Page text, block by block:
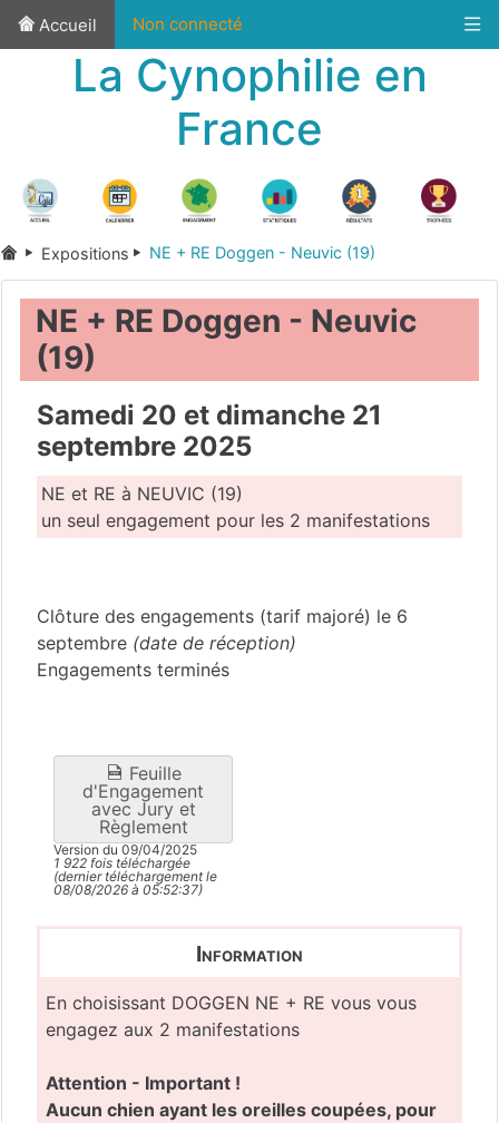
Accueil Non connecté
La Cynophilie en
France
Expositions NE + RE Doggen - Neuvic (19)
NE + RE Doggen - Neuvic
(19)
Samedi 20 et dimanche 21
septembre 2025
NE et RE à NEUVIC (19)
un seul engagement pour les 2 manifestations
Clôture des engagements (tarif majoré) le 6
septembre (date de réception)
Engagements terminés
Feuille
d'Engagement
avec Jury et
Règlement
Version du 09/04/2025
1 922 fois téléchargée
(dernier téléchargement le
08/08/2026 à 05:52:37)
Information
En choisissant DOGGEN NE + RE vous vous
engagez aux 2 manifestations
Attention - Important !
Aucun chien ayant les oreilles coupées, pour